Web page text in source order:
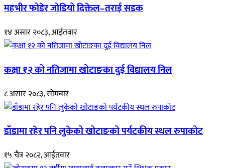
महभीर फोडेर जोडियो दिक्तेल–तराई सडक
१४ असार २०८३, आईतवार
कक्षा १२ को नतिजामा खोटाङका दुई विद्यालय निल
८ असार २०८३, सोमबार
डाँडामा रहेर पनि लुकेको खोटाङको पर्यटकीय स्थल रुपाकोट
१५ चैत्र २०८२, आईतवार